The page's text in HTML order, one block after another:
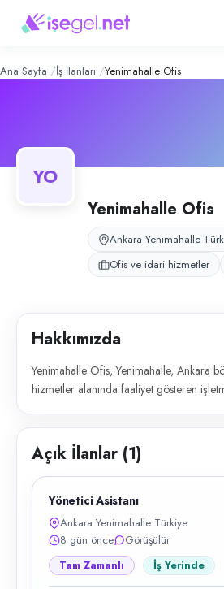
Ofis –
Konum:
Yenimahalle Ofis, Yenimahalle, Ankara
Ana Sayfa İş İlanları Yenimahalle Ofis
YO
Yenimahalle Ofis
Ankara Yenimahalle
Ofis ve idari hizmetler
Hakkımızda
Yenimahalle Ofis, Yenimahalle, Ankara
hizmetler alanında faaliyet gösteren
Açık İlanlar (1)
Yönetici Asistanı
Ankara Yenimahalle Türkiye
8 gün önce
Görüşülür
Tam Zamanlı İş Yerinde